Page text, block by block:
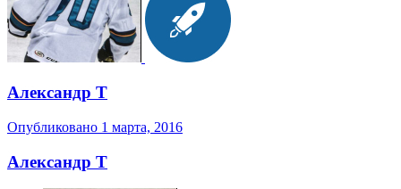
Александр Т
Опубликовано 1 марта, 2016
Александр Т